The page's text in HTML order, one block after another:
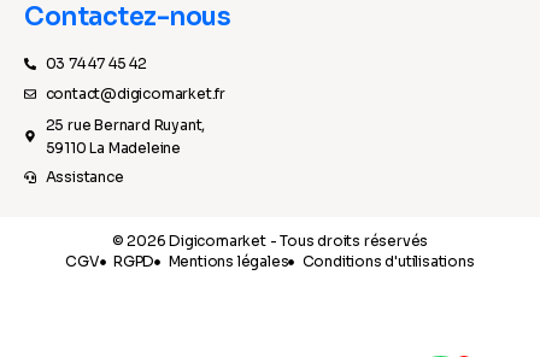
Contactez-nous
03 74 47 45 42
contact@digicomarket.fr
25 rue Bernard Ruyant,
59110 La Madeleine
Assistance
© 2026 Digicomarket - Tous droits réservés
CGV
RGPD Mentions légales Conditions d'utilisations